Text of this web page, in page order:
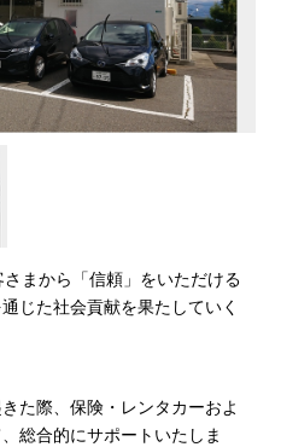
まから「信頼」をいただける
じた社会貢献を果たしていく
た際、保険・レンタカーおよ
総合的にサポートいたしま